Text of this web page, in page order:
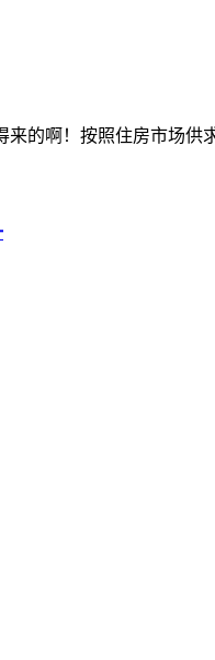
的啊！按照住房市场